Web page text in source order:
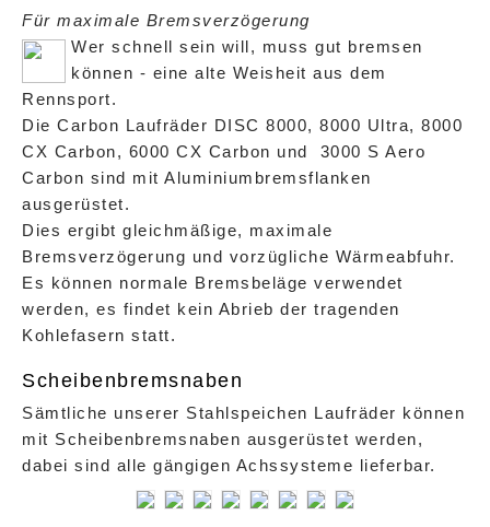
Für maximale Bremsverzögerung
Wer schnell sein will, muss gut bremsen
können - eine alte Weisheit aus dem
Rennsport.
Die Carbon Laufräder DISC 8000, 8000 Ultra, 8000
CX Carbon, 6000 CX Carbon und 3000 S Aero
Carbon sind mit Aluminiumbremsflanken
ausgerüstet.
Dies ergibt gleichmäßige, maximale
Bremsverzögerung und vorzügliche Wärmeabfuhr.
Es können normale Bremsbeläge verwendet
werden, es findet kein Abrieb der tragenden
Kohlefasern statt.
Scheibenbremsnaben
Sämtliche unserer Stahlspeichen Laufräder können
mit Scheibenbremsnaben ausgerüstet werden,
dabei sind alle gängigen Achssysteme lieferbar.